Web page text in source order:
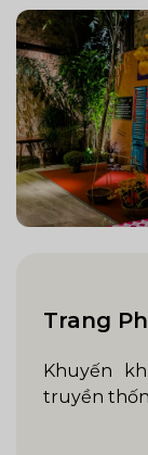
Trang
Khuyến
truyền